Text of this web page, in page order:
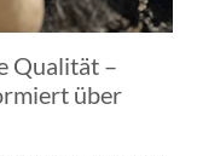
Qualität –
über